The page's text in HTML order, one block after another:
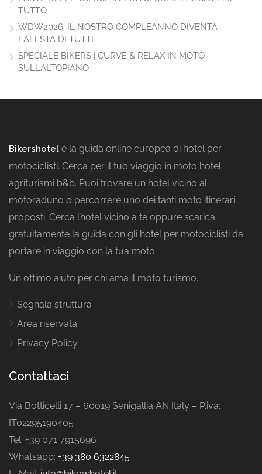
TUTTO
WDW2026: IL NOSTRO COMPLEANNO DIVENTA
LAFESTA DI TUTTI
SPECIALE BIKERS | CURVE & RELAX IN MOTO
SULL’ALTOPIANO
Bikershotel è la guida online europea di hotel per
motociclisti. Cerca per il tuo viaggio in moto hotel
agriturismi b&b. Puoi trovare un hotel vicino al
motoraduno o percorrere uno dei tanti moto itinerari
proposti. Cerca l’hotel vicino a te oppure scarica
gratuitamente la guida con gli hotel per motociclisti da
portare in viaggio con la tua moto.
Un ottimo aiuto per chi ama il moto turismo.
Segnala struttura
Area riservata
Privacy Policy
Contattaci
Via Botticelli 17 – 60019 Senigallia AN Italy – P.iva:
IT02295190405
Tel: +39 071 7915696
Whatsapp: +39 380 6322845